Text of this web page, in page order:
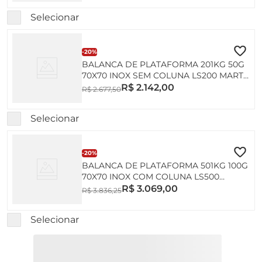
Selecionar
-20%
BALANCA DE PLATAFORMA 201KG 50G
70X70 INOX SEM COLUNA LS200 MARTE
INMETRO
R$ 2.677,50R$ 2.142,00
Selecionar
-20%
BALANCA DE PLATAFORMA 501KG 100G
70X70 INOX COM COLUNA LS500
MARTE INMETRO
R$ 3.836,25R$ 3.069,00
Selecionar